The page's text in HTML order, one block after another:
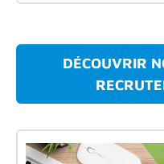
DÉCOUVRIR